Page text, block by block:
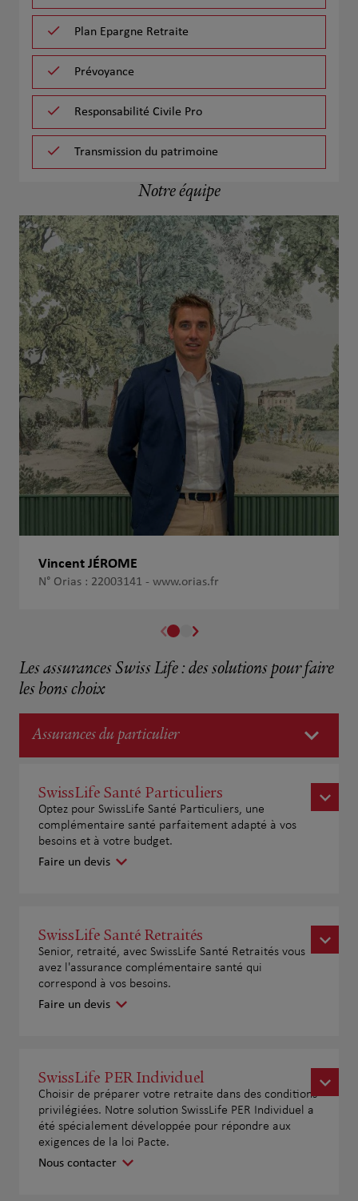
Plan Epargne Retraite
Prévoyance
Responsabilité Civile Pro
Transmission du patrimoine
Notre équipe
Vincent JÉROME
N° Orias : 22003141 - www.orias.fr
Les assurances Swiss Life : des solutions pour faire
les bons choix
Assurances du particulier
SwissLife Santé Particuliers
Optez pour SwissLife Santé Particuliers, une
complémentaire santé parfaitement adapté à vos
besoins et à votre budget.
Faire un devis
SwissLife Santé Retraités
Senior, retraité, avec SwissLife Santé Retraités vous
avez l'assurance complémentaire santé qui
correspond à vos besoins.
Faire un devis
SwissLife PER Individuel
Choisir de préparer votre retraite dans des conditions
privilégiées. Notre solution SwissLife PER Individuel a
été spécialement développée pour répondre aux
exigences de la loi Pacte.
Nous contacter